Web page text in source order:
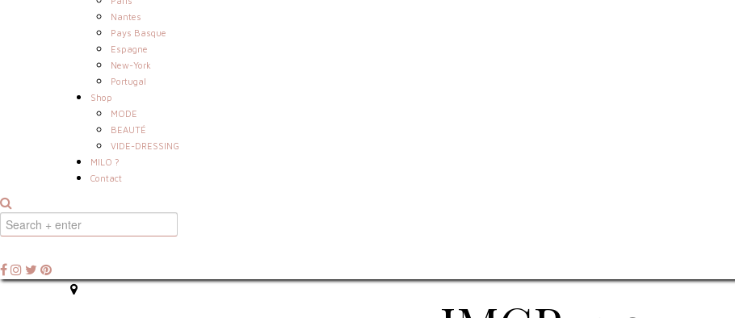
Nantes
Pays Basque
Espagne
New-York
Portugal
Shop
MODE
BEAUTÉ
VIDE-DRESSING
MILO ?
Contact